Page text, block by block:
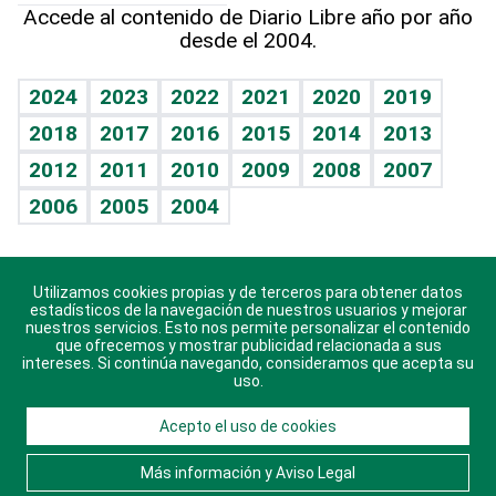
Vida y familia
Eñe
Celebrando la vida
Sin complejos
En pocas palabras
Escuchando al corazón
Economía Personal
TBT Deportivo
Guía del dinero
Horóscopos
Crucigramas
Accede al contenido de Diario Libre año por año
desde el 2004.
2024 2023 2022 2021 2020
2019
2018
2017 2016 2015 2014
2013
2012
2011 2010 2009 2008
2007
2006
2005 2004
Descarga nuestras aplicaciones para Android, iOS y
sistema Huawei.
© 2021 Diario Libre, todos los derechos reservados.
Consulta elAviso Legal. Ponte en Contacto
Utilizamos cookies propias y de terceros para obtener datos
estadísticos de la navegación de nuestros usuarios y mejorar
nuestros servicios. Esto nos permite personalizar el contenido
que ofrecemos y mostrar publicidad relacionada a sus
intereses. Si continúa navegando, consideramos que acepta su
uso.
Acepto el uso de cookies
Más información y Aviso Legal